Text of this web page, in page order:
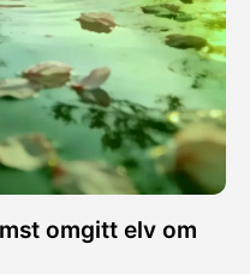
▼
▼
omgitt elv om